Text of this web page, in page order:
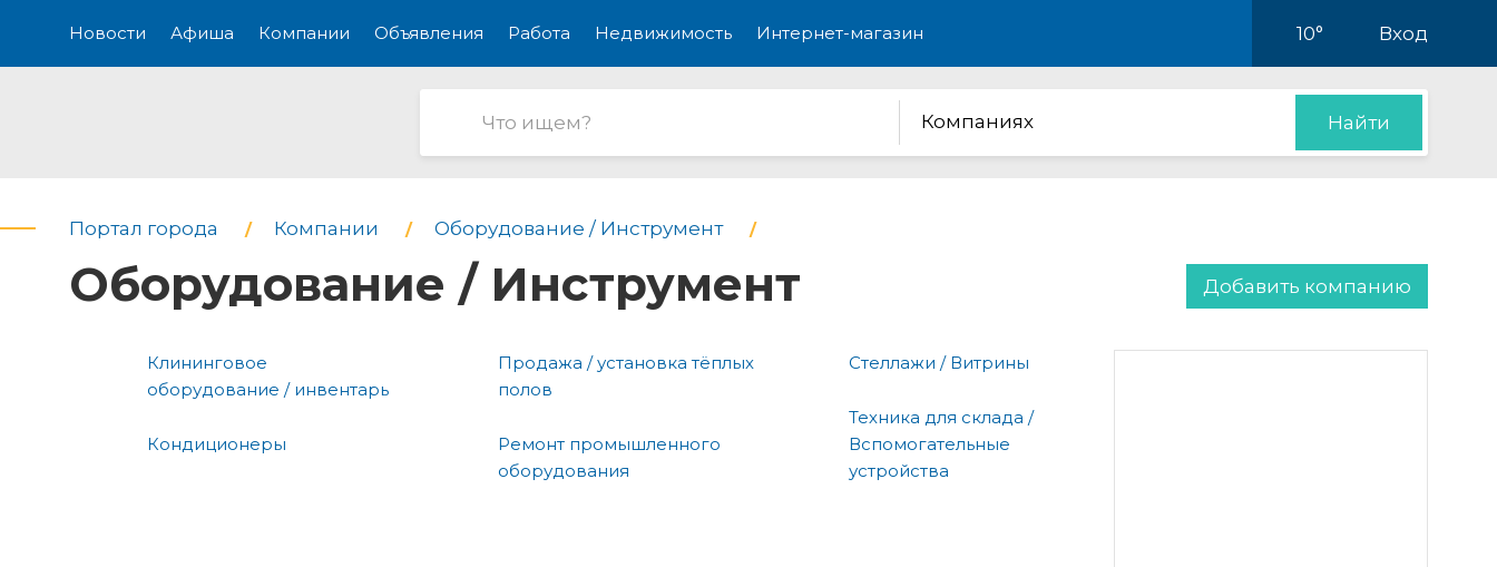
Новости Афиша Компании Объявления Работа Недвижимость Интернет-магазин 10° Вход
Компаниях Найти
Портал города Компании Оборудование / Инструмент
Оборудование / Инструмент Добавить компанию
Клининговое
оборудование / инвентарь
Кондиционеры
Продажа / установка тёплых
полов
Ремонт промышленного
оборудования
Стеллажи / Витрины
Техника для склада /
Вспомогательные
устройства